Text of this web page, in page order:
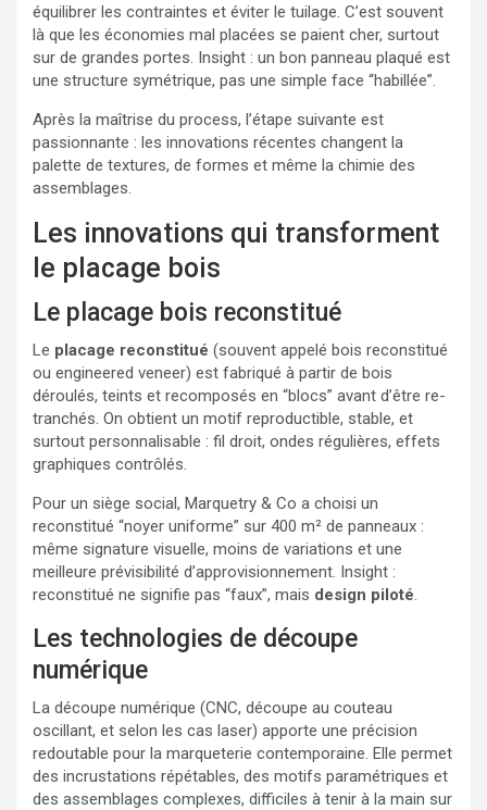
équilibrer les contraintes et éviter le tuilage. C’est souvent
là que les économies mal placées se paient cher, surtout
sur de grandes portes. Insight : un bon panneau plaqué est
une structure symétrique, pas une simple face “habillée”.
Après la maîtrise du process, l’étape suivante est
passionnante : les innovations récentes changent la
palette de textures, de formes et même la chimie des
assemblages.
Les innovations qui transforment
le placage bois
Le placage bois reconstitué
Le placage reconstitué (souvent appelé bois reconstitué
ou engineered veneer) est fabriqué à partir de bois
déroulés, teints et recomposés en “blocs” avant d’être re-
tranchés. On obtient un motif reproductible, stable, et
surtout personnalisable : fil droit, ondes régulières, effets
graphiques contrôlés.
Pour un siège social, Marquetry & Co a choisi un
reconstitué “noyer uniforme” sur 400 m² de panneaux :
même signature visuelle, moins de variations et une
meilleure prévisibilité d’approvisionnement. Insight :
reconstitué ne signifie pas “faux”, mais design piloté.
Les technologies de découpe
numérique
La découpe numérique (CNC, découpe au couteau
oscillant, et selon les cas laser) apporte une précision
redoutable pour la marqueterie contemporaine. Elle permet
des incrustations répétables, des motifs paramétriques et
des assemblages complexes, difficiles à tenir à la main sur